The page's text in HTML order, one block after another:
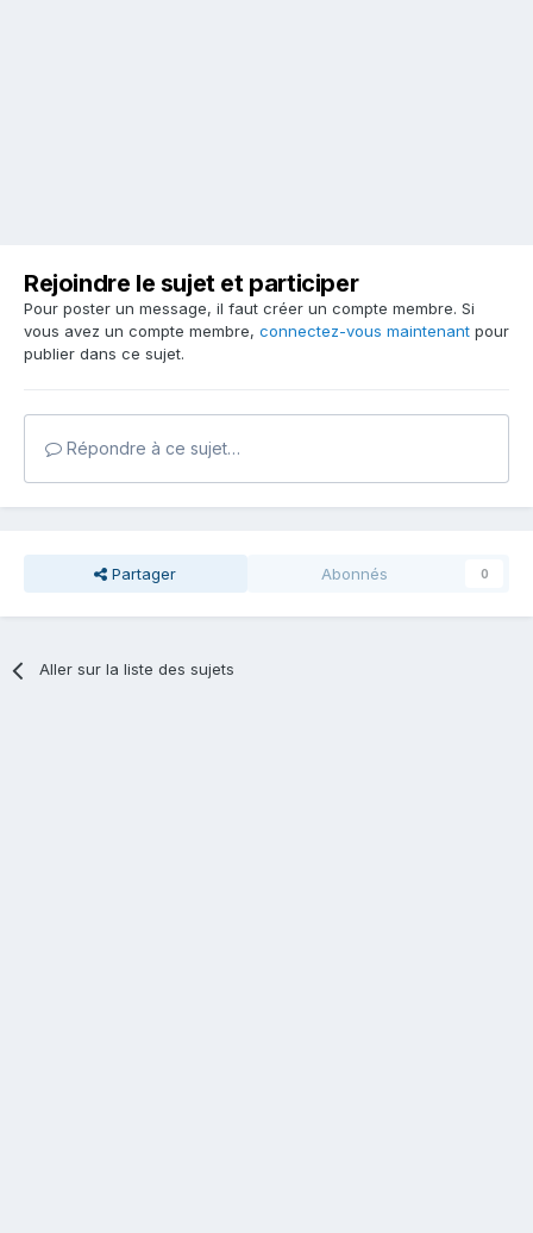
Rejoindre le sujet et participer
Pour poster un message, il faut créer un compte membre. Si
vous avez un compte membre, connectez-vous maintenant pour
publier dans ce sujet.
Répondre à ce sujet…
Partager Abonnés 0
Aller sur la liste des sujets